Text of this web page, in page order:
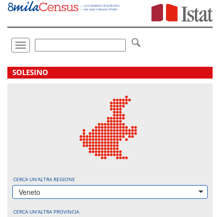
Vai
direttamente
Toggle
navigation
.
SOLESINO
CERCA UN'ALTRA REGIONE
Veneto
CERCA UN'ALTRA PROVINCIA